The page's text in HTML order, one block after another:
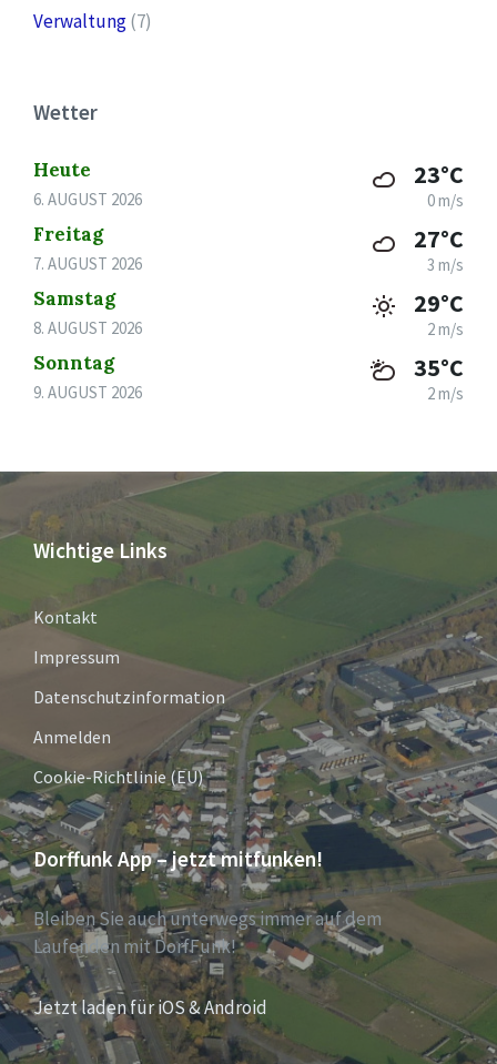
Verwaltung(7)
Wetter
Heute
6. AUGUST 2026
23°C
0 m/s
Freitag
7. AUGUST 2026
27°C
3 m/s
Samstag
8. AUGUST 2026
29°C
2 m/s
Sonntag
9. AUGUST 2026
35°C
2 m/s
Wichtige Links
Kontakt
Impressum
Datenschutzinformation
Anmelden
Cookie-Richtlinie (EU)
Dorffunk App – jetzt mitfunken!
Bleiben Sie auch unterwegs immer auf dem
Laufenden mit DorfFunk!
Jetzt laden für iOS & Android